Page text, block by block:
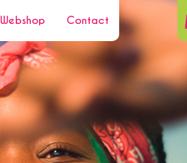
Webshop Contact